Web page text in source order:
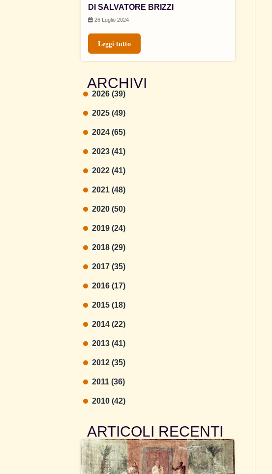
DI SALVATORE BRIZZI
26 Luglio 2024
Leggi tutto
ARCHIVI
2026 (39)
2025 (49)
2024 (65)
2023 (41)
2022 (41)
2021 (48)
2020 (50)
2019 (24)
2018 (29)
2017 (35)
2016 (17)
2015 (18)
2014 (22)
2013 (41)
2012 (35)
2011 (36)
2010 (42)
ARTICOLI RECENTI